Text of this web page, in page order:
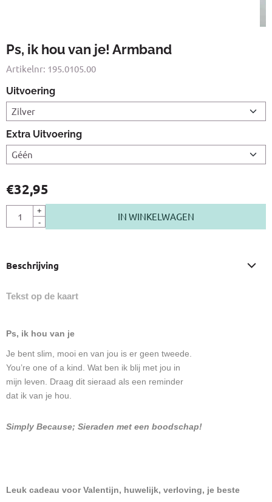
Ps, ik hou van je! Armband
Artikelnr: 195.0105.00
Uitvoering
Extra Uitvoering
€32,95
+
-
IN WINKELWAGEN
Beschrijving
Tekst op de kaart
Ps, ik hou van je
Je bent slim, mooi en van jou is er geen tweede.
You’re one of a kind. Wat ben ik blij met jou in
mijn leven. Draag dit sieraad als een reminder
dat ik van je hou.
Simply Because; Sieraden met een boodschap!
Leuk cadeau voor Valentijn, huwelijk, verloving, je beste